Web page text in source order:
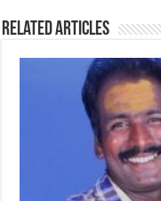
Related Articles